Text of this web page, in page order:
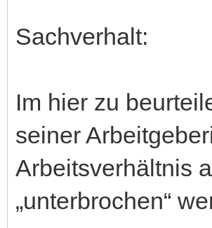
Sachverhalt:
Im hier zu
seiner
Arbeitsverhältnis
„unterbrochen“